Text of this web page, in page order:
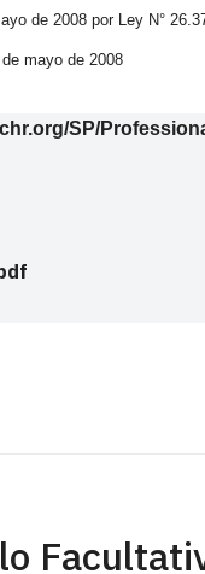
de 2008 por Ley N°
mayo de 2008
SP/